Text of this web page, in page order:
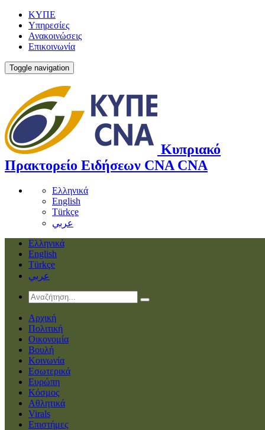
ΚΥΠΕ
Υπηρεσίες
Ανακοινώσεις
Επικοινωνία
Toggle navigation
Κυπριακό
Πρακτορείο Ειδήσεων CNA CNA
Ελληνικά
English
Türkçe
عربي
Ελληνικά
English
Türkçe
عربي
Αρχική
Πολιτική
Οικονομία
Βουλή
Κοινωνία
Εσωτερικά
Ευρώπη
Κόσμος
Αθλητικά
Virals
Επιστήμες